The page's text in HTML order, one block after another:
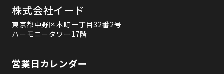
株式会社イード
東京都中野区本町一丁目32番2号
ハーモニータワー17階
営業日カレンダー